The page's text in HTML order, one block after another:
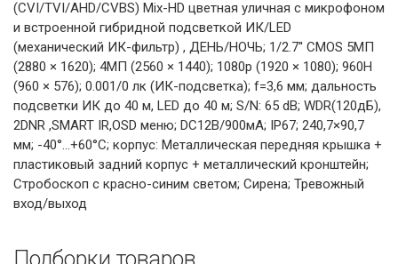
(CVI/TVI/AHD/CVBS) Mix-HD цветная уличная с микрофоном
и встроенной гибридной подсветкой ИК/LED
(механический ИК-фильтр) , ДЕНЬ/НОЧЬ; 1/2.7'' CMOS 5МП
(2880 × 1620); 4MП (2560 × 1440); 1080p (1920 × 1080); 960H
(960 × 576); 0.001/0 лк (ИК-подсветка); f=3,6 мм; дальность
подсветки ИК до 40 м, LED до 40 м; S/N: 65 dB; WDR(120дБ),
2DNR ,SMART IR,OSD меню; DC12В/900мА; IP67; 240,7×90,7
мм; -40°…+60°C; корпус: Металлическая передняя крышка +
пластиковый задний корпус + металлический кронштейн;
Cтробоскоп с красно-синим светом; Сирена; Тревожный
вход/выход
Подборки товаров